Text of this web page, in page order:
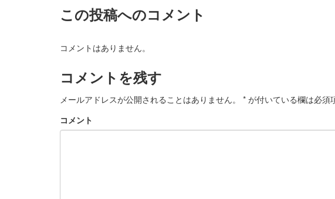
この投稿へのコメント
コメントはありません。
コメントを残す
メールアドレスが公開されることはありません。 * が付いている欄は必須
コメント